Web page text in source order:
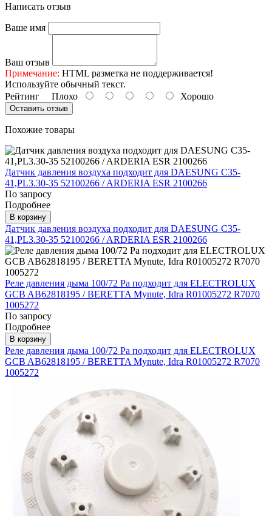
Написать отзыв
Ваше имя
Ваш отзыв
Примечание: HTML разметка не поддерживается!
Используйте обычный текст.
Рейтинг Плохо Хорошо
Оставить отзыв
Похожие товары
Датчик давления воздуха подходит для DAESUNG C35-
41,PL3.30-35 52100266 / ARDERIA ESR 2100266
По запросу
Подробнее
В корзину
Датчик давления воздуха подходит для DAESUNG C35-
41,PL3.30-35 52100266 / ARDERIA ESR 2100266
Реле давления дыма 100/72 Pa подходит для ELECTROLUX
GCB AB62818195 / BERETTA Mynute, Idra R01005272 R7070
1005272
По запросу
Подробнее
В корзину
Реле давления дыма 100/72 Pa подходит для ELECTROLUX
GCB AB62818195 / BERETTA Mynute, Idra R01005272 R7070
1005272